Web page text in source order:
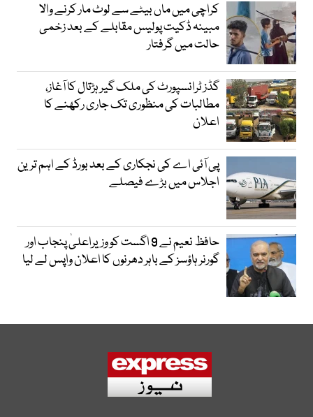
کراچی میں ماں بیٹے سے لوٹ مار کرنے والا
مبینہ ڈکیت پولیس مقابلے کے بعد زخمی
حالت میں گرفتار
گڈز ٹرانسپورٹ کی ملک گیر ہڑتال کا آغاز،
مطالبات کی منظوری تک جاری رکھنے کا
اعلان
پی آئی اے کی نجکاری کے بعد بورڈ کے اہم ترین
اجلاس میں بڑے فیصلے
حافظ نعیم نے 9 اگست کو وزیراعلیٰ پنجاب اور
گورنر ہاؤسز کے باہر دھرنوں کا اعلان واپس لے لیا